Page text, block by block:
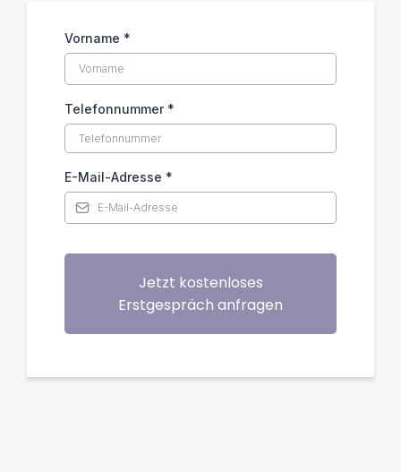
Vorname *
Telefonnummer *
E-Mail-Adresse *
Jetzt kostenloses
Erstgespräch anfragen